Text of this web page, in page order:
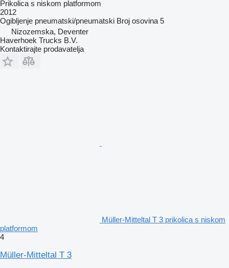
Prikolica s niskom platformom
2012
Ogibljenje pneumatski/pneumatski Broj osovina 5
Nizozemska, Deventer
Haverhoek Trucks B.V.
Kontaktirajte prodavatelja
Müller-Mitteltal T 3 prikolica s niskom
platformom
4
Müller-Mitteltal T 3